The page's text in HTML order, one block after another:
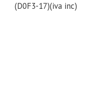
(D0F3-17)(iva inc)